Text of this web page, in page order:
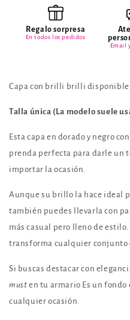
Regalo sorpresa
En todos los pedidos
Email
Capa con brilli brilli disponible
Talla única (La modelo suele
Esta capa en dorado y negro
prenda perfecta para darle un
importar la ocasión.
Aunque su brillo la hace ideal
también puedes llevarla con
más casual pero lleno de
transforma cualquier conjunto
Si buscas destacar con
must en tu armario Es un fondo
cualquier ocasión.